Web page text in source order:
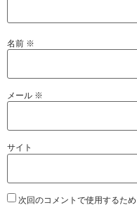
名前 ※
メール ※
サイト
次回のコメントで使用するた